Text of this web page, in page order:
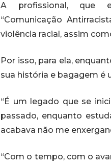
A profissional, que
“Comunicação
violência racial, assim
Por isso, para ela,
sua história e bagagem é
“É um legado que se
passado, enquanto
acabava não me
“Com o tempo, com o